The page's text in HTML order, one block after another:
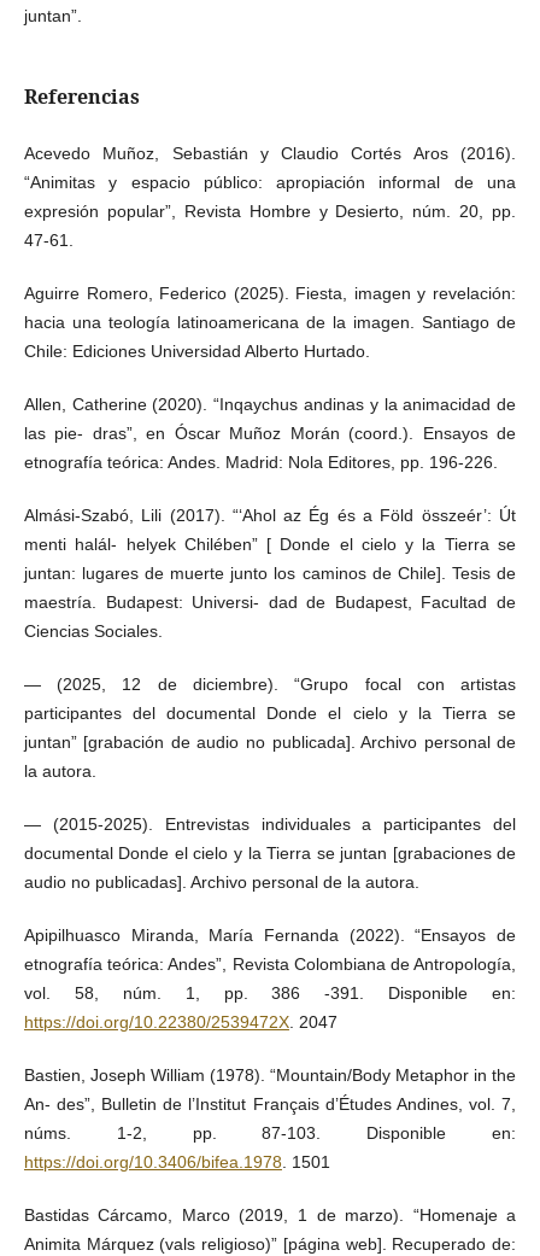
juntan”.
Referencias
Acevedo Muñoz, Sebastián y Claudio Cortés Aros (2016).
“Animitas y espacio público: apropiación informal de una
expresión popular”, Revista Hombre y Desierto, núm. 20, pp.
47-61.
Aguirre Romero, Federico (2025). Fiesta, imagen y revelación:
hacia una teología latinoamericana de la imagen. Santiago de
Chile: Ediciones Universidad Alberto Hurtado.
Allen, Catherine (2020). “Inqaychus andinas y la animacidad de
las pie- dras”, en Óscar Muñoz Morán (coord.). Ensayos de
etnografía teórica: Andes. Madrid: Nola Editores, pp. 196-226.
Almási-Szabó, Lili (2017). “‘Ahol az Ég és a Föld összeér’: Út
menti halál- helyek Chilében” [ Donde el cielo y la Tierra se
juntan: lugares de muerte junto los caminos de Chile]. Tesis de
maestría. Budapest: Universi- dad de Budapest, Facultad de
Ciencias Sociales.
— (2025, 12 de diciembre). “Grupo focal con artistas
participantes del documental Donde el cielo y la Tierra se
juntan” [grabación de audio no publicada]. Archivo personal de
la autora.
— (2015-2025). Entrevistas individuales a participantes del
documental Donde el cielo y la Tierra se juntan [grabaciones de
audio no publicadas]. Archivo personal de la autora.
Apipilhuasco Miranda, María Fernanda (2022). “Ensayos de
etnografía teórica: Andes”, Revista Colombiana de Antropología,
vol. 58, núm. 1, pp. 386 -391. Disponible en:
https://doi.org/10.22380/2539472X. 2047
Bastien, Joseph William (1978). “Mountain/Body Metaphor in the
An- des”, Bulletin de l’Institut Français d’Études Andines, vol. 7,
núms. 1-2, pp. 87-103. Disponible en:
https://doi.org/10.3406/bifea.1978 . 1501
Bastidas Cárcamo, Marco (2019, 1 de marzo). “Homenaje a
Animita Márquez (vals religioso)” [página web]. Recuperado de: